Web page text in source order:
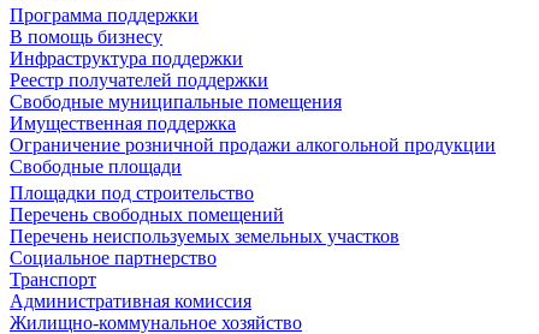
Программа поддержки
В помощь бизнесу
Инфраструктура поддержки
Реестр получателей поддержки
Свободные муниципальные помещения
Имущественная поддержка
Ограничение розничной продажи алкогольной продукции
Свободные площади
Площадки под строительство
Перечень свободных помещений
Перечень неиспользуемых земельных участков
Социальное партнерство
Транспорт
Административная комиссия
Жилищно-коммунальное хозяйство